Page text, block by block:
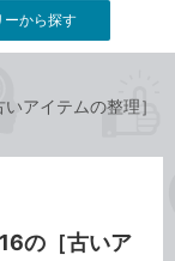
ーから探す
アイテムの整理］
の［古いア